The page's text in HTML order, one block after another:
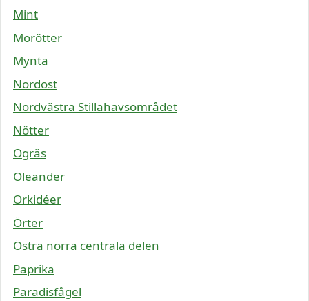
Mint
Morötter
Mynta
Nordost
Nordvästra Stillahavsområdet
Nötter
Ogräs
Oleander
Orkidéer
Örter
Östra norra centrala delen
Paprika
Paradisfågel